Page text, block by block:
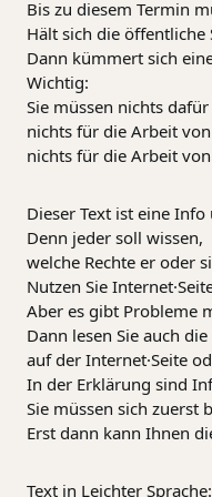
Bis zu diesem Termin
Hält sich die öffentliche
Dann kümmert sich
Wichtig:
Sie müssen nichts
nichts für die Arbeit
nichts für die Arbeit
Dieser Text ist eine
Denn jeder soll wissen,
welche Rechte er oder
Nutzen Sie
Aber es gibt Probleme
Dann lesen Sie auch
auf der Internet·Seite
In der Erklärung sind
Sie müssen sich zuerst
Erst dann kann Ihnen
Text in Leichter